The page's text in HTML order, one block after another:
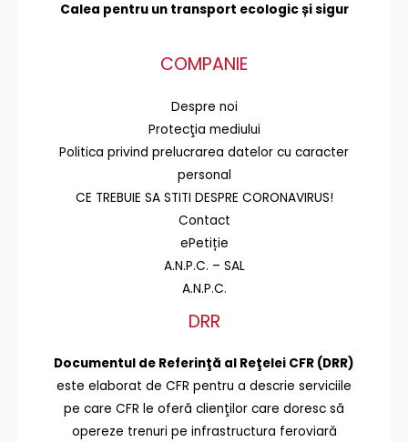
Calea pentru un transport ecologic și sigur
COMPANIE
Despre noi
Protecţia mediului
Politica privind prelucrarea datelor cu caracter
personal
CE TREBUIE SA STITI DESPRE CORONAVIRUS!
Contact
ePetiție
A.N.P.C. – SAL
A.N.P.C.
DRR
Documentul de Referinţă al Reţelei CFR (DRR)
este elaborat de CFR pentru a descrie serviciile
pe care CFR le oferă clienţilor care doresc să
opereze trenuri pe infrastructura feroviară